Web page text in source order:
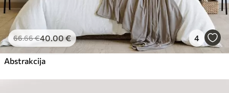
66.66€40.00€ 4
Abstrakcija